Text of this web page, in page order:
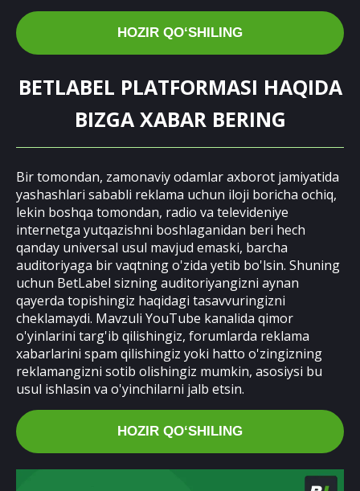
HOZIR QOʻSHILING
BETLABEL PLATFORMASI HAQIDA
BIZGA XABAR BERING
Bir tomondan, zamonaviy odamlar axborot jamiyatida
yashashlari sababli reklama uchun iloji boricha ochiq,
lekin boshqa tomondan, radio va televideniye
internetga yutqazishni boshlaganidan beri hech
qanday universal usul mavjud emaski, barcha
auditoriyaga bir vaqtning o'zida yetib bo'lsin. Shuning
uchun BetLabel sizning auditoriyangizni aynan
qayerda topishingiz haqidagi tasavvuringizni
cheklamaydi. Mavzuli YouTube kanalida qimor
o'yinlarini targ'ib qilishingiz, forumlarda reklama
xabarlarini spam qilishingiz yoki hatto o'zingizning
reklamangizni sotib olishingiz mumkin, asosiysi bu
usul ishlasin va o'yinchilarni jalb etsin.
HOZIR QOʻSHILING